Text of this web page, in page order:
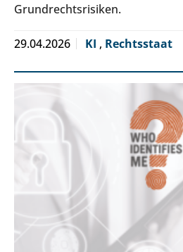
Grundrechtsrisiken.
29.04.2026 KI , Rechtsstaat